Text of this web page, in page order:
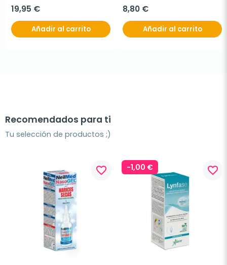
19,95 €
Añadir al carrito
8,80 €
Añadir al carrito
Recomendados para ti
Tu selección de productos ;)
favorite_border -1,00 € favorite_border